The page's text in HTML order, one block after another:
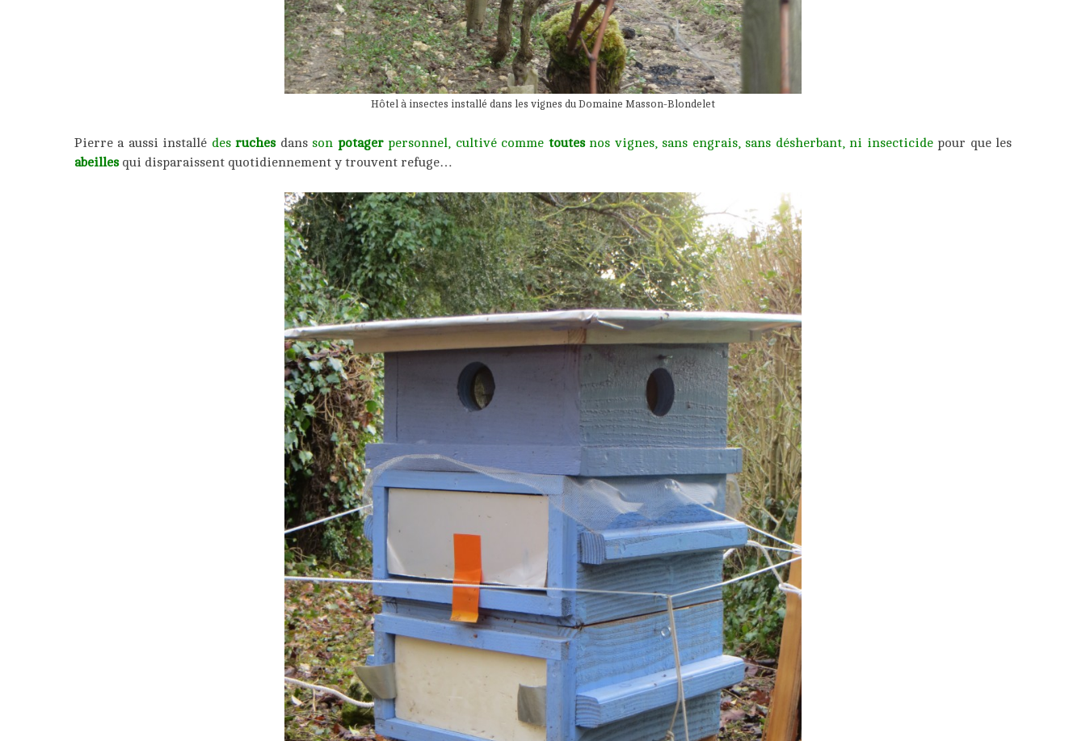
Hôtel à insectes installé dans les vignes du Domaine Masson-Blondelet
Pierre a aussi installé desruchesdans son potager personnel, cultivé comme toutesnos vignes, sans engrais, sans désherbant, ni insecticide pour que les
abeilles qui disparaissent quotidiennement y trouvent refuge…